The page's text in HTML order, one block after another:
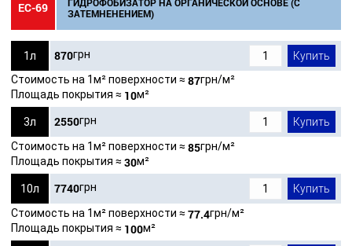
ЕС-69
ЗАТЕМНЕНЕНИЕМ)
1л 870грн
Купить
Стоимость на 1м² поверхности ≈ 87грн/м²
Площадь покрытия ≈ 10м²
3л 2550грн
Купить
Стоимость на 1м² поверхности ≈ 85грн/м²
Площадь покрытия ≈ 30м²
10л 7740грн
Купить
Стоимость на 1м² поверхности ≈ 77.4грн/м²
Площадь покрытия ≈ 100м²